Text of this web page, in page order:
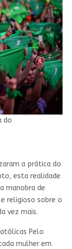
do
a prática do
esta realidade
manobra de
religioso sobre o
vez mais.
Pelo
mulher em